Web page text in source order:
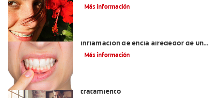
Más información
inflamación de encía alrededor de un
diente?
Más información
tratamiento